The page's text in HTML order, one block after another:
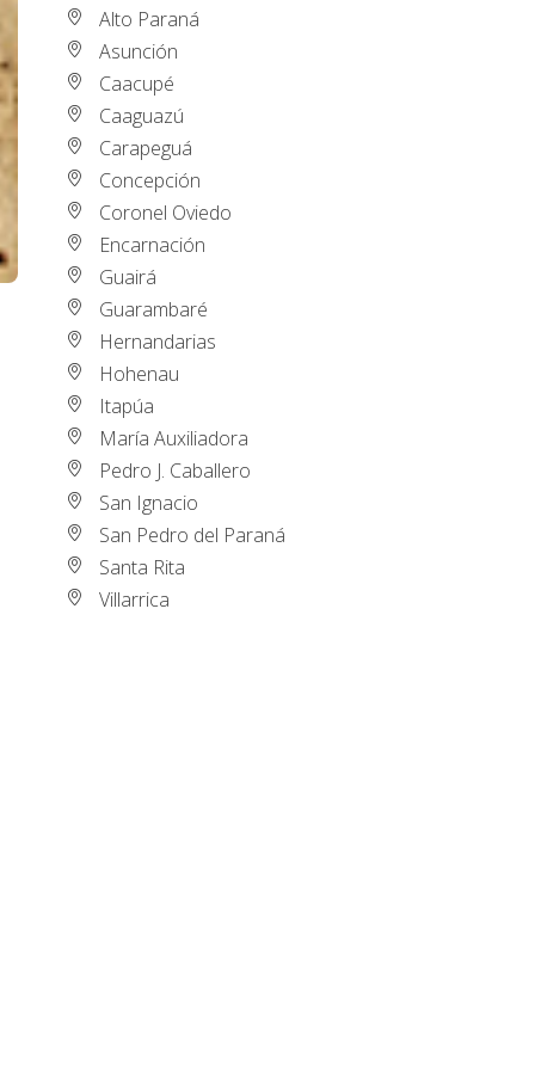
Alto Paraná
Asunción
Caacupé
Caaguazú
Carapeguá
Concepción
Coronel Oviedo
Encarnación
Guairá
Guarambaré
Hernandarias
Hohenau
Itapúa
María Auxiliadora
Pedro J. Caballero
San Ignacio
San Pedro del Paraná
Santa Rita
Villarrica